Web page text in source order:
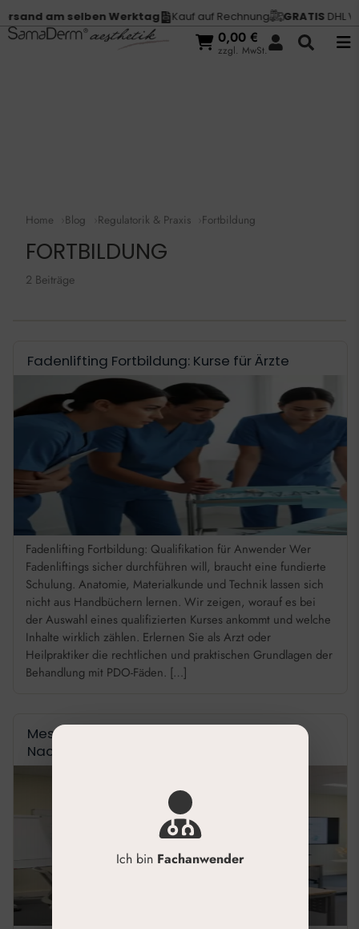
am selben Werktag Kauf auf Rechnung GRATISDHL
0,00 €
zzgl. MwSt.
Home Blog Regulatorik & Praxis Fortbildung
FORTBILDUNG
2 Beiträge
Fadenlifting Fortbildung: Kurse für Ärzte
Fadenlifting Fortbildung: Qualifikation für Anwender Wer
Fadenliftings sicher durchführen will, braucht eine fundierte
Schulung. Anatomie, Materialkunde und Technik lassen sich
nicht aus Handbüchern lernen. Wir zeigen, worauf es bei
der Auswahl eines qualifizierten Kurses ankommt und welche
Inhalte wirklich zählen. Erlernen Sie als Arzt oder
Heilpraktiker die rechtlichen und praktischen Grundlagen der
Behandlung mit PDO-Fäden. […]
Mesotherapie Fortbildung: Qualifikation &
Nachweis
Ich bin Fachanwender